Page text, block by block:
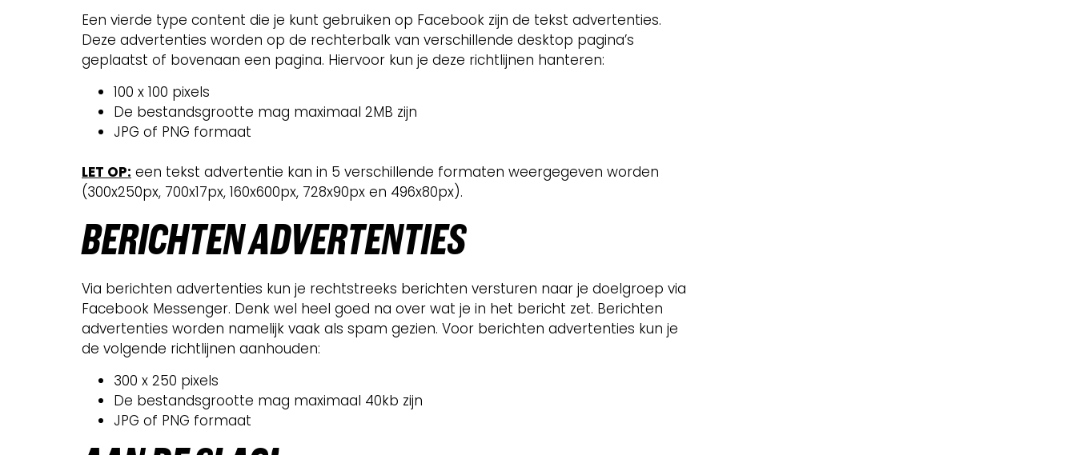
Een vierde type content die je kunt gebruiken op Facebook zijn de tekst advertenties.
Deze advertenties worden op de rechterbalk van verschillende desktop pagina’s
geplaatst of bovenaan een pagina. Hiervoor kun je deze richtlijnen hanteren:
100 x 100 pixels
De bestandsgrootte mag maximaal 2MB zijn
JPG of PNG formaat
LET OP: een tekst advertentie kan in 5 verschillende formaten weergegeven worden
(300x250px, 700x17px, 160x600px, 728x90px en 496x80px).
BERICHTEN ADVERTENTIES
Via berichten advertenties kun je rechtstreeks berichten versturen naar je doelgroep via
Facebook Messenger. Denk wel heel goed na over wat je in het bericht zet. Berichten
advertenties worden namelijk vaak als spam gezien. Voor berichten advertenties kun je
de volgende richtlijnen aanhouden:
300 x 250 pixels
De bestandsgrootte mag maximaal 40kb zijn
JPG of PNG formaat